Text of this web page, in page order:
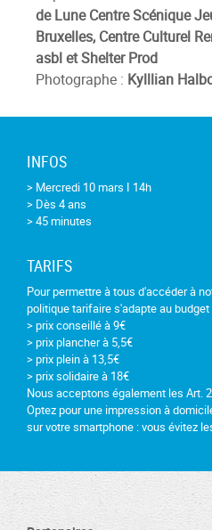
de Lune Centre Scénique
Bruxelles, Centre Culturel
asbl et Shelter Prod
Photographe : Kylllian
INFOS
> Mercredi 10 mars I 14h
> Dès 4 ans
> 45 minutes
TARIFS
Pour permettre à tous d'accéder à
politique tarifaire s'adapte au budget
> prix conseillé à 9€
> prix plancher à 5,5€
> prix plein à 13,5€
> prix solidaire à 18€
Nous acceptons également les Art.
Optez pour une impression à
sur votre smartphone : vous évitez